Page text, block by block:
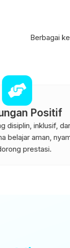
Berbagai
Positif
disiplin, inklusif,
belajar aman,
prestasi.